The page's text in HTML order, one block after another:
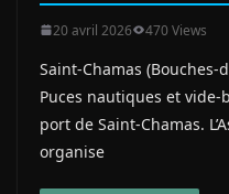
20 avril 2026 470 Views
Saint‑Chamas
Puces nautiques et
port de Saint‑Chamas.
organise